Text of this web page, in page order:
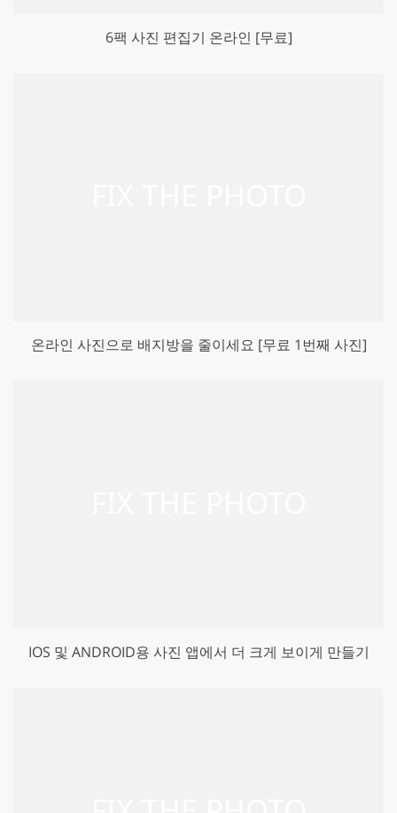
6팩 사진 편집기 온라인 [무료]
온라인 사진으로 배지방을 줄이세요 [무료 1번째 사진]
IOS 및 ANDROID용 사진 앱에서 더 크게 보이게 만들기